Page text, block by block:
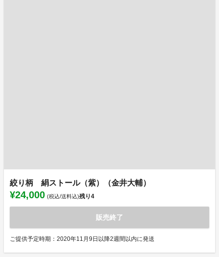
絞り柄 絹ストール（紫）（金井大輔）
¥24,000 (税込/送料込)残り4
販売終了
ご提供予定時期：2020年11月9日以降2週間以内に発送